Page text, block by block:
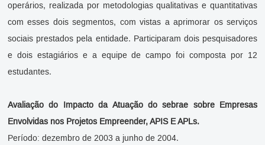
operários, realizada por metodologias qualitativas e quantitativas
com esses dois segmentos, com vistas a aprimorar os serviços
sociais prestados pela entidade. Participaram dois pesquisadores
e dois estagiários e a equipe de campo foi composta por 12
estudantes.
Avaliação do Impacto da Atuação do sebrae sobre Empresas
Envolvidas nos Projetos Empreender, APIS E APLs.
Período: dezembro de 2003 a junho de 2004.